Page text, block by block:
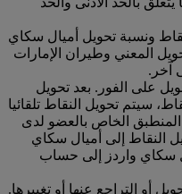
ونسبة تحويل أميال سكاي
المعني وطيران الإمارات
آخر.
على الفور. بعد تحويل
سيتم تحويل النقاط تلقائيا
المنطبق الخاص بالعضو لدى
النقاط إلى أميال سكاي
سكاي واردز إلى حساب
أو التراجع عنها أو تغييرها.